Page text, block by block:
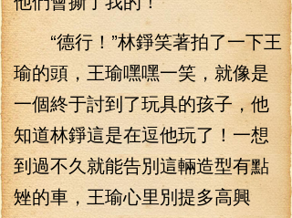
“德行！”林錚笑著拍了一下王
瑜的頭，王瑜嘿嘿一笑，就像是
一個終于討到了玩具的孩子，他
知道林錚這是在逗他玩了！一想
到過不久就能告別這輛造型有點
矬的車，王瑜心里別提多高興